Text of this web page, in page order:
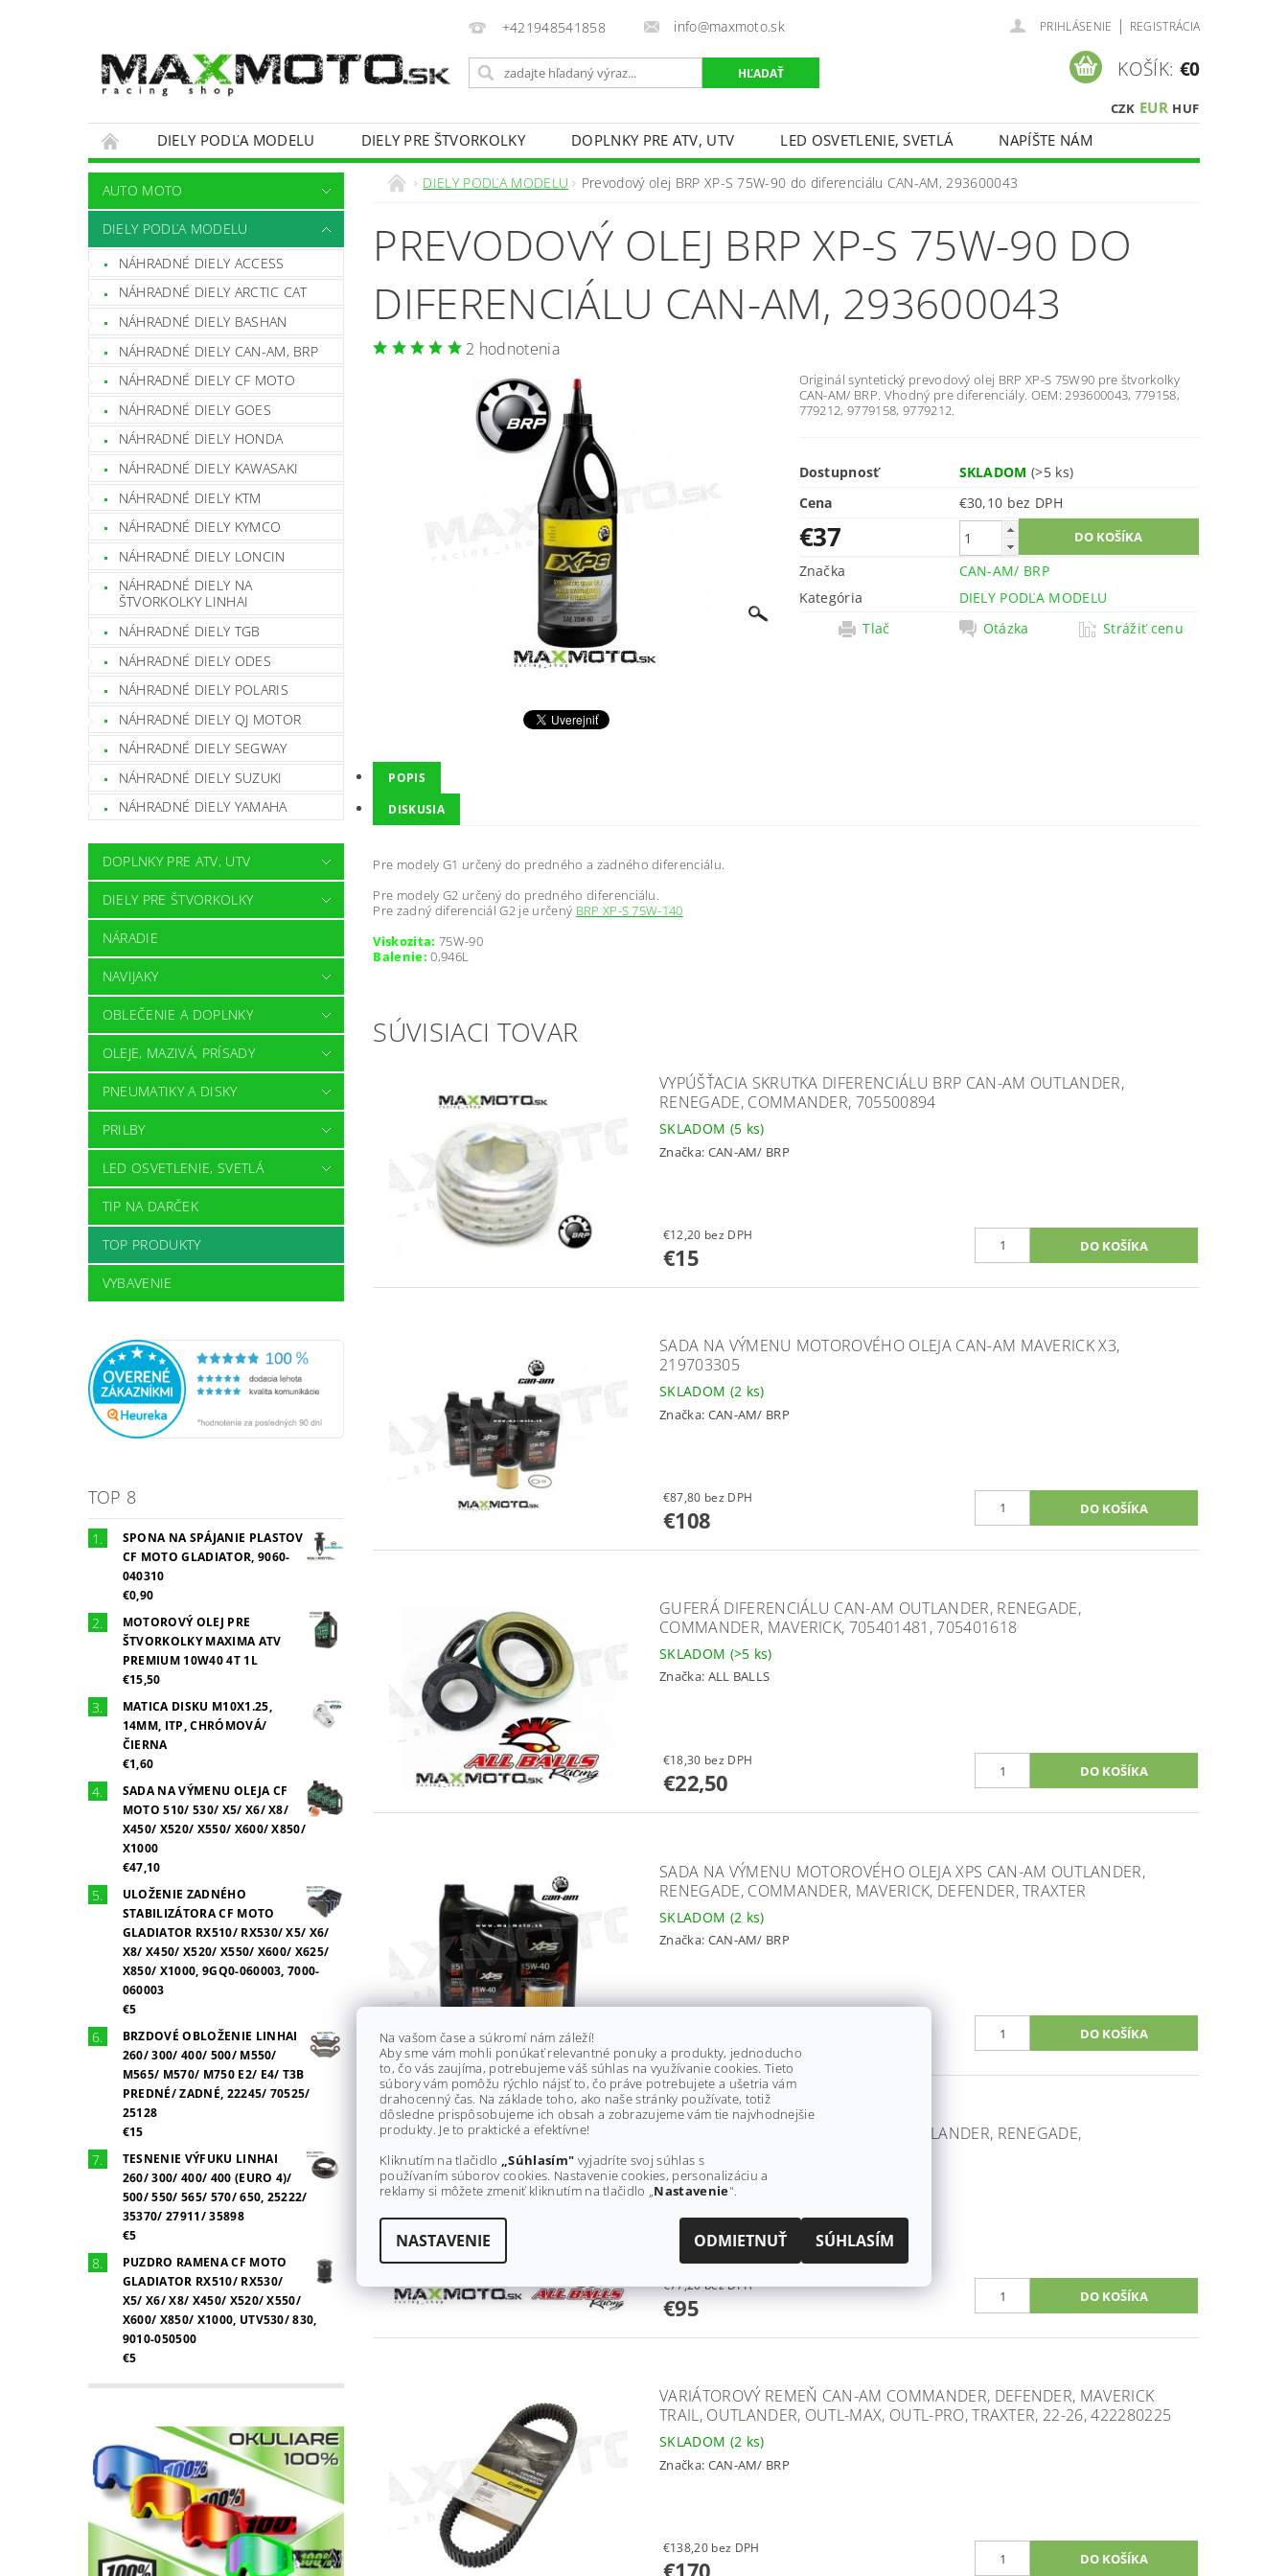
+421948541858 info@maxmoto.sk PRIHLÁSENIE | REGISTRÁCIA
CZK EUR HUF
KOŠÍK: €0
DIELY PODĽA MODELU DIELY PRE ŠTVORKOLKY DOPLNKY PRE ATV, UTV LED OSVETLENIE, SVETLÁ
NAPÍŠTE NÁM
OBCHODNÉ PODMIENKY
KONTAKTY
AUTO MOTO
DIELY PODĽA MODELU
NÁHRADNÉ DIELY ACCESS
NÁHRADNÉ DIELY ARCTIC CAT
NÁHRADNÉ DIELY BASHAN
NÁHRADNÉ DIELY CAN-AM, BRP
NÁHRADNÉ DIELY CF MOTO
NÁHRADNÉ DIELY GOES
NÁHRADNÉ DIELY HONDA
NÁHRADNÉ DIELY KAWASAKI
NÁHRADNÉ DIELY KTM
NÁHRADNÉ DIELY KYMCO
NÁHRADNÉ DIELY LONCIN
NÁHRADNÉ DIELY NA
ŠTVORKOLKY LINHAI
NÁHRADNÉ DIELY TGB
NÁHRADNÉ DIELY ODES
NÁHRADNÉ DIELY POLARIS
NÁHRADNÉ DIELY QJ MOTOR
NÁHRADNÉ DIELY SEGWAY
NÁHRADNÉ DIELY SUZUKI
NÁHRADNÉ DIELY YAMAHA
DOPLNKY PRE ATV, UTV
DIELY PRE ŠTVORKOLKY
NÁRADIE
NAVIJAKY
OBLEČENIE A DOPLNKY
OLEJE, MAZIVÁ, PRÍSADY
PNEUMATIKY A DISKY
PRILBY
LED OSVETLENIE, SVETLÁ
TIP NA DARČEK
TOP PRODUKTY
VYBAVENIE
TOP 8
SPONA NA SPÁJANIE PLASTOV
CF MOTO GLADIATOR, 9060-
040310
€0,90
MOTOROVÝ OLEJ PRE
ŠTVORKOLKY MAXIMA ATV
PREMIUM 10W40 4T 1L
€15,50
MATICA DISKU M10X1.25,
14MM, ITP, CHRÓMOVÁ/
ČIERNA
€1,60
SADA NA VÝMENU OLEJA CF
MOTO 510/ 530/ X5/ X6/ X8/
X450/ X520/ X550/ X600/ X850/
X1000
€47,10
ULOŽENIE ZADNÉHO
STABILIZÁTORA CF MOTO
GLADIATOR RX510/ RX530/ X5/ X6/
X8/ X450/ X520/ X550/ X600/ X625/
X850/ X1000, 9GQ0-060003, 7000-
060003
€5
BRZDOVÉ OBLOŽENIE LINHAI
260/ 300/ 400/ 500/ M550/
M565/ M570/ M750 E2/ E4/ T3B
PREDNÉ/ ZADNÉ, 22245/ 70525/
25128
€15
TESNENIE VÝFUKU LINHAI
260/ 300/ 400/ 400 (EURO 4)/
500/ 550/ 565/ 570/ 650, 25222/
35370/ 27911/ 35898
€5
PUZDRO RAMENA CF MOTO
GLADIATOR RX510/ RX530/
X5/ X6/ X8/ X450/ X520/ X550/
X600/ X850/ X1000, UTV530/ 830,
9010-050500
€5
DIELY PODĽA MODELU Prevodový olej BRP XP-S 75W-90 do diferenciálu CAN-AM, 293600043
PREVODOVÝ OLEJ BRP XP-S 75W-90 DO
DIFERENCIÁLU CAN-AM, 293600043
2 hodnotenia
Originál syntetický prevodový olej BRP XP-S 75W90 pre štvorkolky
CAN-AM/ BRP. Vhodný pre diferenciály. OEM: 293600043, 779158,
779212, 9779158, 9779212.
Dostupnosť SKLADOM(>5 ks)
Cena
€30,10 bez DPH
€37
Značka
CAN-AM/ BRP
Kategória
DIELY PODĽA MODELU
Tlač
Otázka Strážiť cenu
POPIS
DISKUSIA
Pre modely G1 určený do predného a zadného diferenciálu.
Pre modely G2 určený do predného diferenciálu.
Pre zadný diferenciál G2 je určený BRP XP-S 75W-140
Viskozita: 75W-90
Balenie: 0,946L
SÚVISIACI TOVAR
VYPÚŠŤACIA SKRUTKA DIFERENCIÁLU BRP CAN-AM OUTLANDER,
RENEGADE, COMMANDER, 705500894
SKLADOM (5 ks)
Značka: CAN-AM/ BRP
€12,20 bez DPH
€15
SADA NA VÝMENU MOTOROVÉHO OLEJA CAN-AM MAVERICK X3,
219703305
SKLADOM (2 ks)
Značka: CAN-AM/ BRP
€87,80 bez DPH
€108
GUFERÁ DIFERENCIÁLU CAN-AM OUTLANDER, RENEGADE,
COMMANDER, MAVERICK, 705401481, 705401618
SKLADOM (>5 ks)
Značka: ALL BALLS
€18,30 bez DPH
€22,50
SADA NA VÝMENU MOTOROVÉHO OLEJA XPS CAN-AM OUTLANDER,
RENEGADE, COMMANDER, MAVERICK, DEFENDER, TRAXTER
SKLADOM (2 ks)
Značka: CAN-AM/ BRP
€79
LOŽISKÁ DIFERENCIÁLU CAN-AM OUTLANDER, RENEGADE,
COMMANDER, MAVERICK
SKLADOM(4 ks)
Pôvodne:
Ušetríte:€15 (–13 %)
€77,20 bez DPH
€95
VARIÁTOROVÝ REMEŇ CAN-AM COMMANDER, DEFENDER, MAVERICK
TRAIL, OUTLANDER, OUTL-MAX, OUTL-PRO, TRAXTER, 22-26, 422280225
SKLADOM (2 ks)
Značka: CAN-AM/ BRP
€138,20 bez DPH
Na vašom čase a súkromí nám záleží!
Aby sme vám mohli ponúkať relevantné ponuky a produkty, jednoducho
to, čo vás zaujíma, potrebujeme váš súhlas na využívanie cookies. Tieto
súbory vám pomôžu rýchlo nájsť to, čo práve potrebujete a ušetria vám
drahocenný čas. Na základe toho, ako naše stránky používate, totiž
dôsledne prispôsobujeme ich obsah a zobrazujeme vám tie najvhodnejšie
produkty. Je to praktické a efektívne!
Kliknutím na tlačidlo „Súhlasím" vyjadríte svoj súhlas s
používaním súborov cookies. Nastavenie cookies, personalizáciu a
reklamy si môžete zmeniť kliknutím na tlačidlo „Nastavenie".
NASTAVENIE ODMIETNUŤ SÚHLASÍM